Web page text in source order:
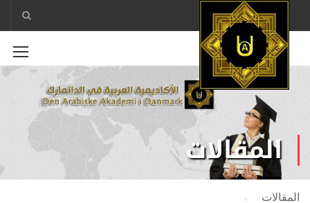
المقالات
المقالات